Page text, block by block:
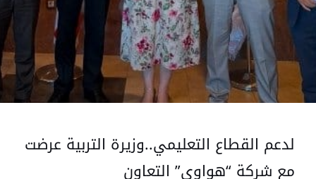
لدعم القطاع التعليمي..وزيرة التربية عرضت
مع شركة “هواوي” التعاون